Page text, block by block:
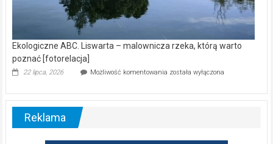
Ekologiczne ABC. Liswarta – malownicza rzeka, którą warto
poznać [fotorelacja]
22 lipca, 2026 Możliwość komentowania Ekologiczne
–
warto
została wyłączona
Reklama